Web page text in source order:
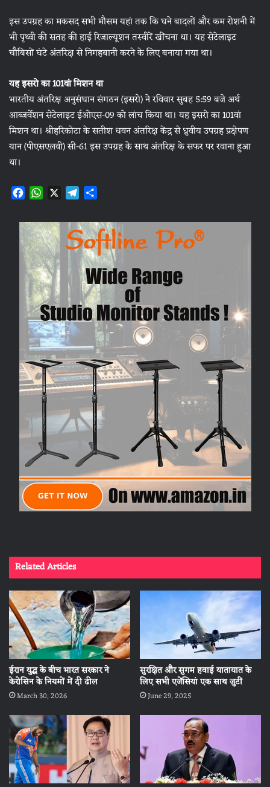
इस उपग्रह का मकसद सभी मौसम यहां तक कि घने बादलों और कम रोशनी में
भी पृथ्वी की सतह की हाई रिजाल्यूशन तस्वीरें खींचना था। यह सेटेलाइट
चौबिसों घंटे अंतरिक्ष से निगहबानी करने के लिए बनाया गया था।
यह इसरो का 101वां मिशन था
भारतीय अंतरिक्ष अनुसंधान संगठन (इसरो) ने रविवार सुबह 5:59 बजे अर्थ
आब्जर्वेशन सेटेलाइट ईओएस-09 को लांच किया था। यह इसरो का 101वां
मिशन था। श्रीहरिकोटा के सतीश धवन अंतरिक्ष केंद्र से ध्रुवीय उपग्रह प्रक्षेपण
यान (पीएसएलवी) सी-61 इस उपग्रह के साथ अंतरिक्ष के सफर पर रवाना हुआ
था।
F
c
e
b
o
o
k
W
a
t
s
A
p
p
X T
l
e
g
r
a
m
a
r
e
Related Articles
ईरान युद्ध के बीच भारत सरकार ने
केरोसिन के नियमों में दी ढील
March 30, 2026
सुरक्षित और सुगम हवाई यातायात के
लिए सभी एजेंसियां एक साथ जुटीं
June 29, 2025